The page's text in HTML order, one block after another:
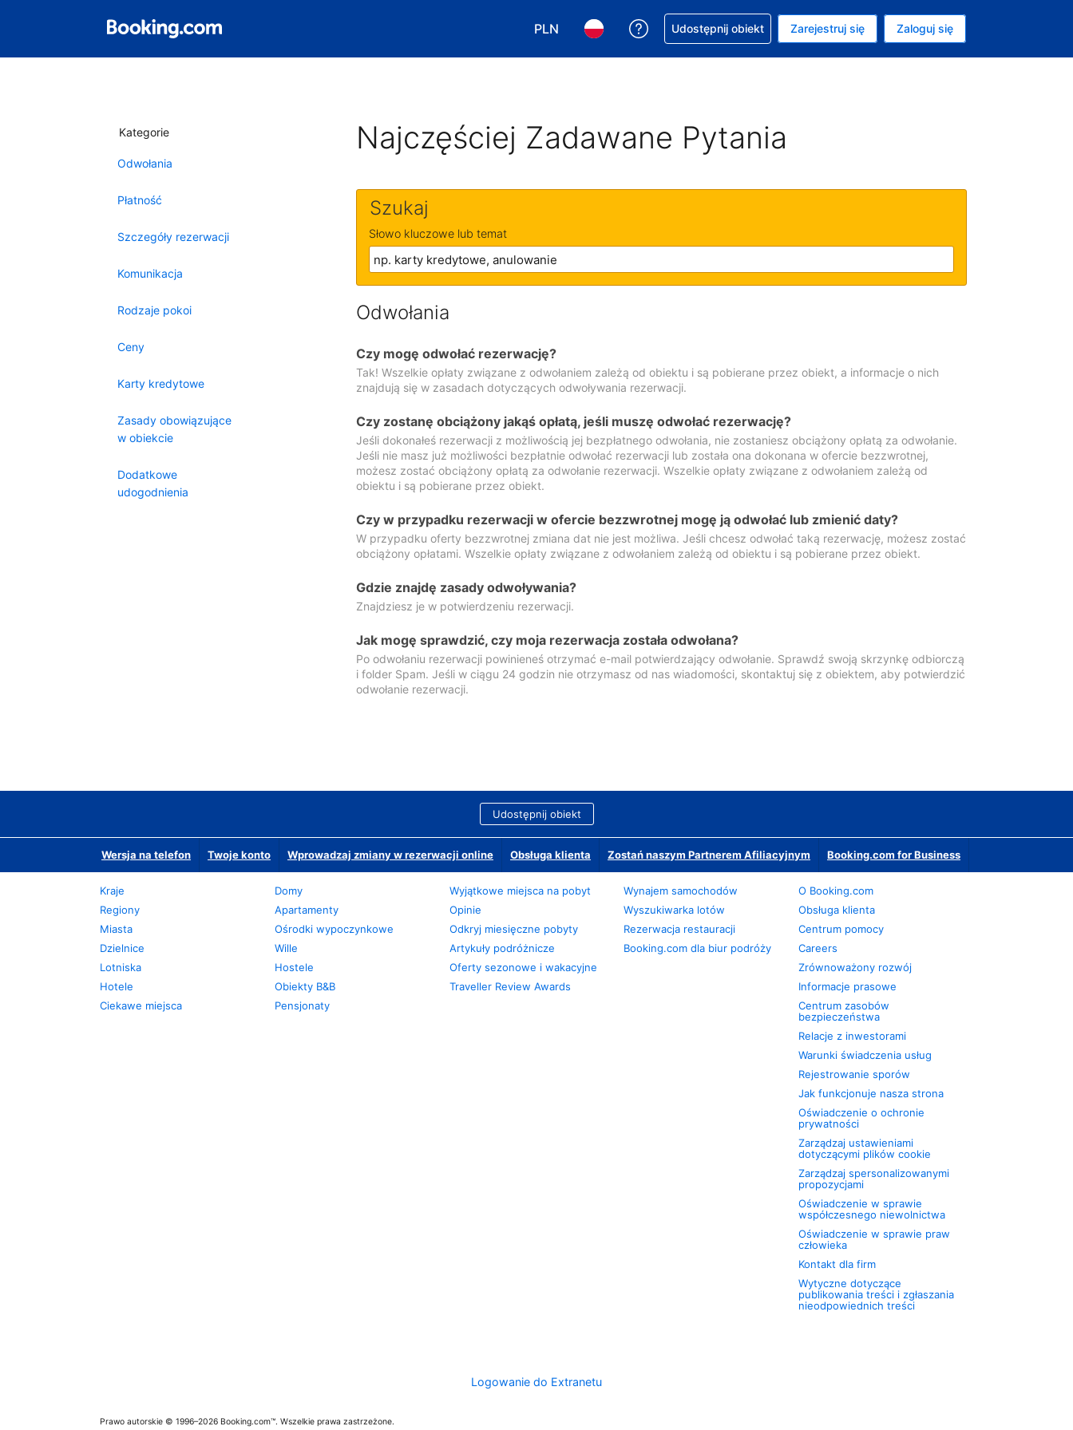
PLN
Wybierz walutę. Wybrana waluta to Złoty polski
Wybierz język. Wybrany język to Polski
Uzyskaj pomoc w sprawie rezerwacji
Udostępnij obiekt Zarejestruj się Zaloguj się
Kategorie
Odwołania
Płatność
Szczegóły rezerwacji
Komunikacja
Rodzaje pokoi
Ceny
Karty kredytowe
Zasady obowiązujące
w obiekcie
Dodatkowe
udogodnienia
Najczęściej Zadawane Pytania
Szukaj
Słowo kluczowe lub temat
Odwołania
Czy mogę odwołać rezerwację?
Tak! Wszelkie opłaty związane z odwołaniem zależą od obiektu i są pobierane przez obiekt, a informacje o nich
znajdują się w zasadach dotyczących odwoływania rezerwacji.
Czy zostanę obciążony jakąś opłatą, jeśli muszę odwołać rezerwację?
Jeśli dokonałeś rezerwacji z możliwością jej bezpłatnego odwołania, nie zostaniesz obciążony opłatą za odwołanie.
Jeśli nie masz już możliwości bezpłatnie odwołać rezerwacji lub została ona dokonana w ofercie bezzwrotnej,
możesz zostać obciążony opłatą za odwołanie rezerwacji. Wszelkie opłaty związane z odwołaniem zależą od
obiektu i są pobierane przez obiekt.
Czy w przypadku rezerwacji w ofercie bezzwrotnej mogę ją odwołać lub zmienić daty?
W przypadku oferty bezzwrotnej zmiana dat nie jest możliwa. Jeśli chcesz odwołać taką rezerwację, możesz zostać
obciążony opłatami. Wszelkie opłaty związane z odwołaniem zależą od obiektu i są pobierane przez obiekt.
Gdzie znajdę zasady odwoływania?
Znajdziesz je w potwierdzeniu rezerwacji.
Jak mogę sprawdzić, czy moja rezerwacja została odwołana?
Po odwołaniu rezerwacji powinieneś otrzymać e-mail potwierdzający odwołanie. Sprawdź swoją skrzynkę odbiorczą
i folder Spam. Jeśli w ciągu 24 godzin nie otrzymasz od nas wiadomości, skontaktuj się z obiektem, aby potwierdzić
odwołanie rezerwacji.
Udostępnij obiekt
Wersja na telefon Twoje konto Wprowadzaj zmiany w rezerwacji online Obsługa klienta Zostań naszym Partnerem Afiliacyjnym Booking.com for Business
Kraje
Regiony
Miasta
Dzielnice
Lotniska
Hotele
Ciekawe miejsca
Domy
Apartamenty
Ośrodki wypoczynkowe
Wille
Hostele
Obiekty B&B
Pensjonaty
Wyjątkowe miejsca na pobyt
Opinie
Odkryj miesięczne pobyty
Artykuły podróżnicze
Oferty sezonowe i wakacyjne
Traveller Review Awards
Wynajem samochodów
Wyszukiwarka lotów
Rezerwacja restauracji
Booking.com dla biur podróży
O Booking.com
Obsługa klienta
Centrum pomocy
Careers
Zrównoważony rozwój
Informacje prasowe
Centrum zasobów
bezpieczeństwa
Relacje z inwestorami
Warunki świadczenia usług
Rejestrowanie sporów
Jak funkcjonuje nasza strona
Oświadczenie o ochronie
prywatności
Zarządzaj ustawieniami
dotyczącymi plików cookie
Zarządzaj spersonalizowanymi
propozycjami
Oświadczenie w sprawie
współczesnego niewolnictwa
Oświadczenie w sprawie praw
człowieka
Kontakt dla firm
Wytyczne dotyczące
publikowania treści i zgłaszania
nieodpowiednich treści
Logowanie do Extranetu
Prawo autorskie © 1996–2026 Booking.com™. Wszelkie prawa zastrzeżone.